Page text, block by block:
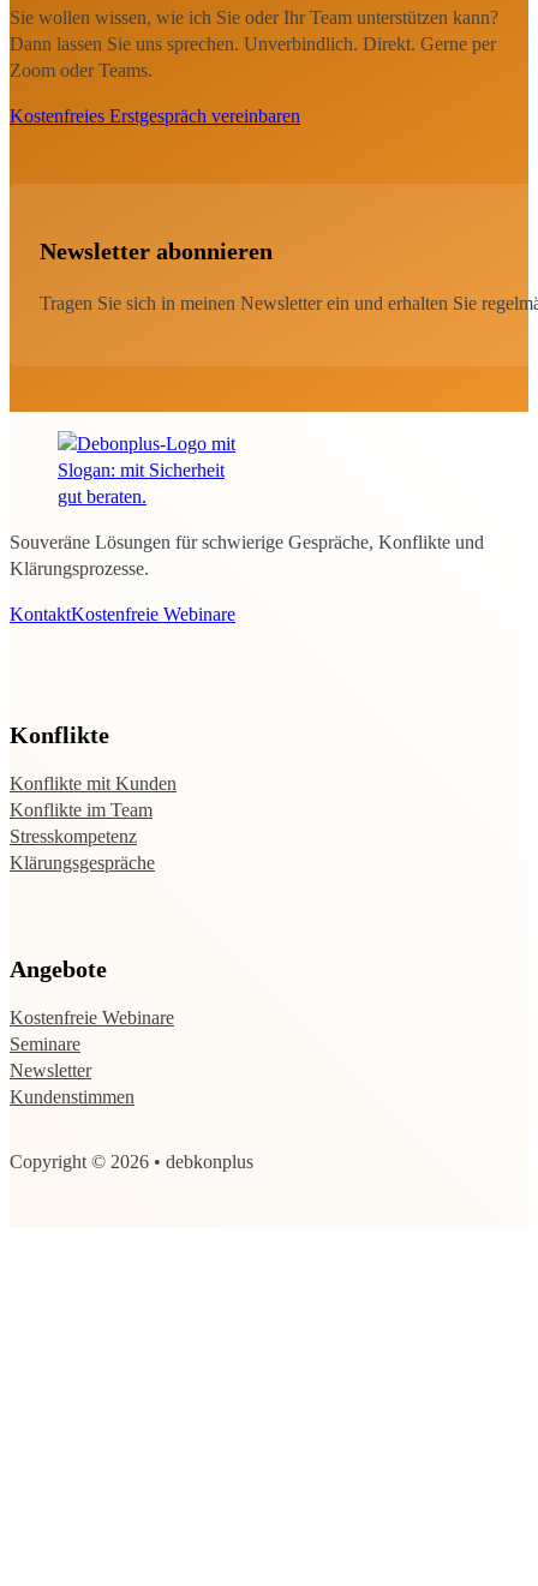
Sie wollen wissen, wie ich Sie oder Ihr Team unterstützen kann?
Dann lassen Sie uns sprechen. Unverbindlich. Direkt. Gerne per
Zoom oder Teams.
Kostenfreies Erstgespräch vereinbaren
Newsletter abonnieren
Tragen Sie sich in meinen Newsletter ein und erhalten Sie
Souveräne Lösungen für schwierige Gespräche, Konflikte und
Klärungsprozesse.
KontaktKostenfreie Webinare
Konflikte
Konflikte mit Kunden
Konflikte im Team
Stresskompetenz
Klärungsgespräche
Angebote
Kostenfreie Webinare
Seminare
Newsletter
Kundenstimmen
Copyright © 2026 • debkonplus